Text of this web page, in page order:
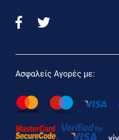
Ασφαλείς Αγορές με: